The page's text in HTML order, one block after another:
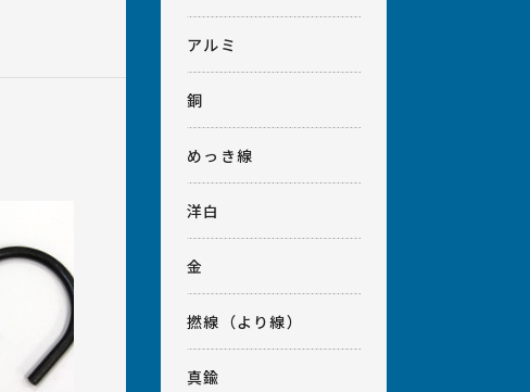
アルミ
銅
めっき線
洋白
金
撚線（より線）
真鍮